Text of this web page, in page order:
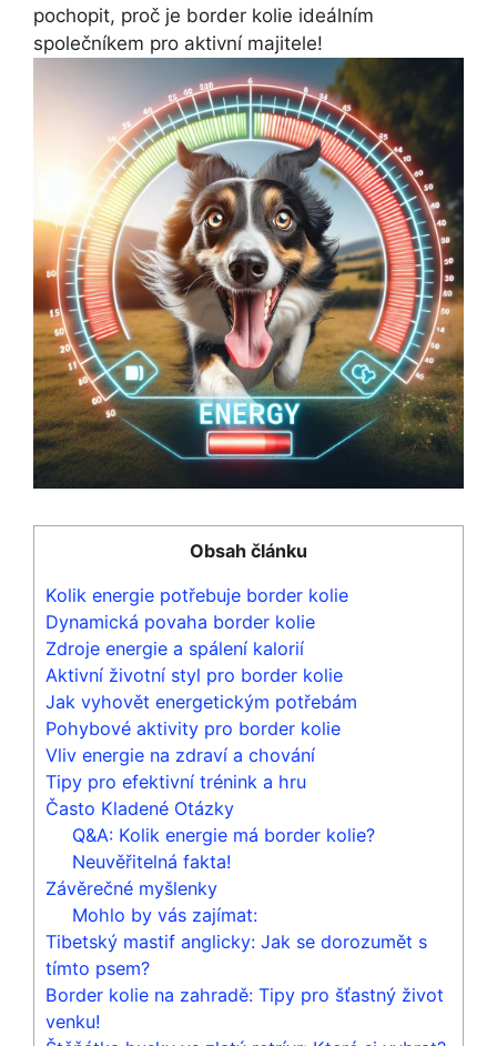
pochopit, proč je border kolie ideálním
společníkem pro aktivní majitele!
Obsah článku
Kolik energie potřebuje border kolie
Dynamická povaha border kolie
Zdroje energie a spálení kalorií
Aktivní životní styl pro border kolie
Jak vyhovět energetickým potřebám
Pohybové aktivity pro border kolie
Vliv energie na zdraví a chování
Tipy pro efektivní trénink a hru
Často Kladené Otázky
Q&A: Kolik energie má border kolie?
Neuvěřitelná fakta!
Závěrečné myšlenky
Mohlo by vás zajímat:
Tibetský mastif anglicky: Jak se dorozumět s
tímto psem?
Border kolie na zahradě: Tipy pro šťastný život
venku!